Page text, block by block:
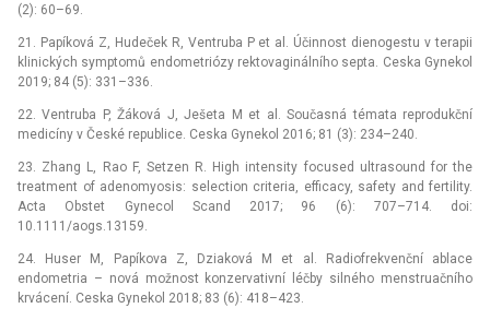
(2): 60–69.
21. Papíková Z, Hudeček R, Ventruba P et al. Účinnost dienogestu v terapii
klinických symptomů endometriózy rektovaginálního septa. Ceska Gynekol
2019; 84 (5): 331–336.
22. Ventruba P, Žáková J, Ješeta M et al. Současná témata reprodukční
medicíny v České republice. Ceska Gynekol 2016; 81 (3): 234–240.
23. Zhang L, Rao F, Setzen R. High intensity focused ultrasound for the
treatment of adenomyosis: selection criteria, efficacy, safety and fertility.
Acta Obstet Gynecol Scand 2017; 96 (6): 707–714. doi:
10.1111/aogs.13159.
24. Huser M, Papíkova Z, Dziaková M et al. Radiofrekvenční ablace
endometria –⁠ nová možnost konzervativní léčby silného menstruačního
krvácení. Ceska Gynekol 2018; 83 (6): 418–423.